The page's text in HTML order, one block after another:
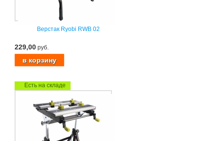
Верстак Ryobi RWB 02
229,00 руб.
Есть на складе